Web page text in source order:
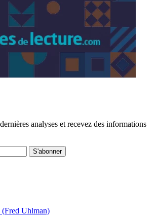
analyses et recevez des informations
S'abonner
Uhlman)